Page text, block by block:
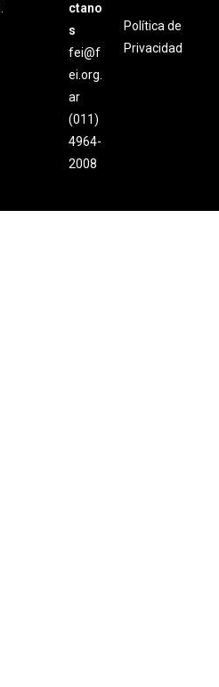
ctano
s
fei@f
ei.org.
ar
(011)
4964-
2008
Política de
Privacidad